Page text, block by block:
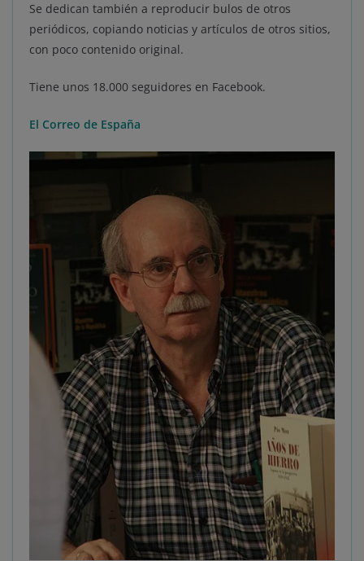
Se dedican también a reproducir bulos de otros
periódicos, copiando noticias y artículos de otros sitios,
con poco contenido original.
Tiene unos 18.000 seguidores en Facebook.
El Correo de España